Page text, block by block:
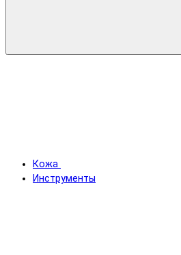
Кожа
Инструменты